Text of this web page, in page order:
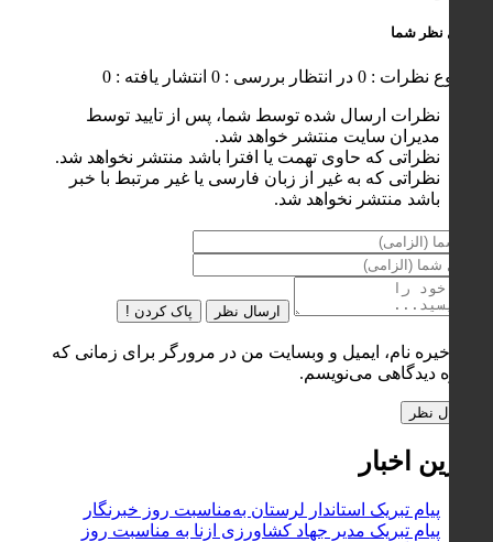
ارسال نظر شما
مجموع نظرات : 0 در انتظار بررسی : 0 انتشار یافته : 0
نظرات ارسال شده توسط شما، پس از تایید توسط
مدیران سایت منتشر خواهد شد.
نظراتی که حاوی تهمت یا افترا باشد منتشر نخواهد شد.
نظراتی که به غیر از زبان فارسی یا غیر مرتبط با خبر
باشد منتشر نخواهد شد.
ارسال نظر پاک کردن !
ذخیره نام، ایمیل و وبسایت من در مرورگر برای زمانی که
دوباره دیدگاهی می‌نویسم.
آخرین اخبار
پیام تبریک استاندار لرستان به‌مناسبت روز خبرنگار
پیام تبریک مدیر جهاد کشاورزی ازنا به مناسبت روز